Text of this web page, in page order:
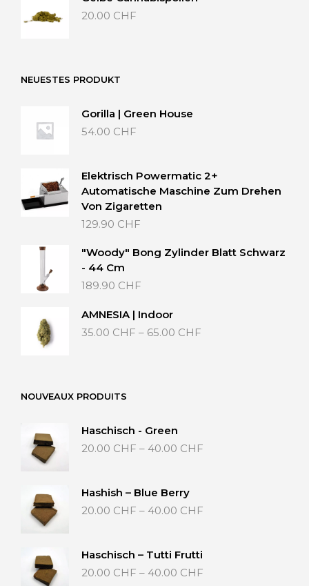
20.00 CHF
NEUESTES PRODUKT
Gorilla | Green House
54.00 CHF
Elektrisch Powermatic 2+
Automatische Maschine Zum Drehen
Von Zigaretten
129.90 CHF
"Woody" Bong Zylinder Blatt Schwarz
- 44 Cm
189.90 CHF
AMNESIA | Indoor
35.00 CHF – 65.00 CHF
NOUVEAUX PRODUITS
Haschisch - Green
20.00 CHF – 40.00 CHF
Hashish – Blue Berry
20.00 CHF – 40.00 CHF
Haschisch – Tutti Frutti
20.00 CHF – 40.00 CHF